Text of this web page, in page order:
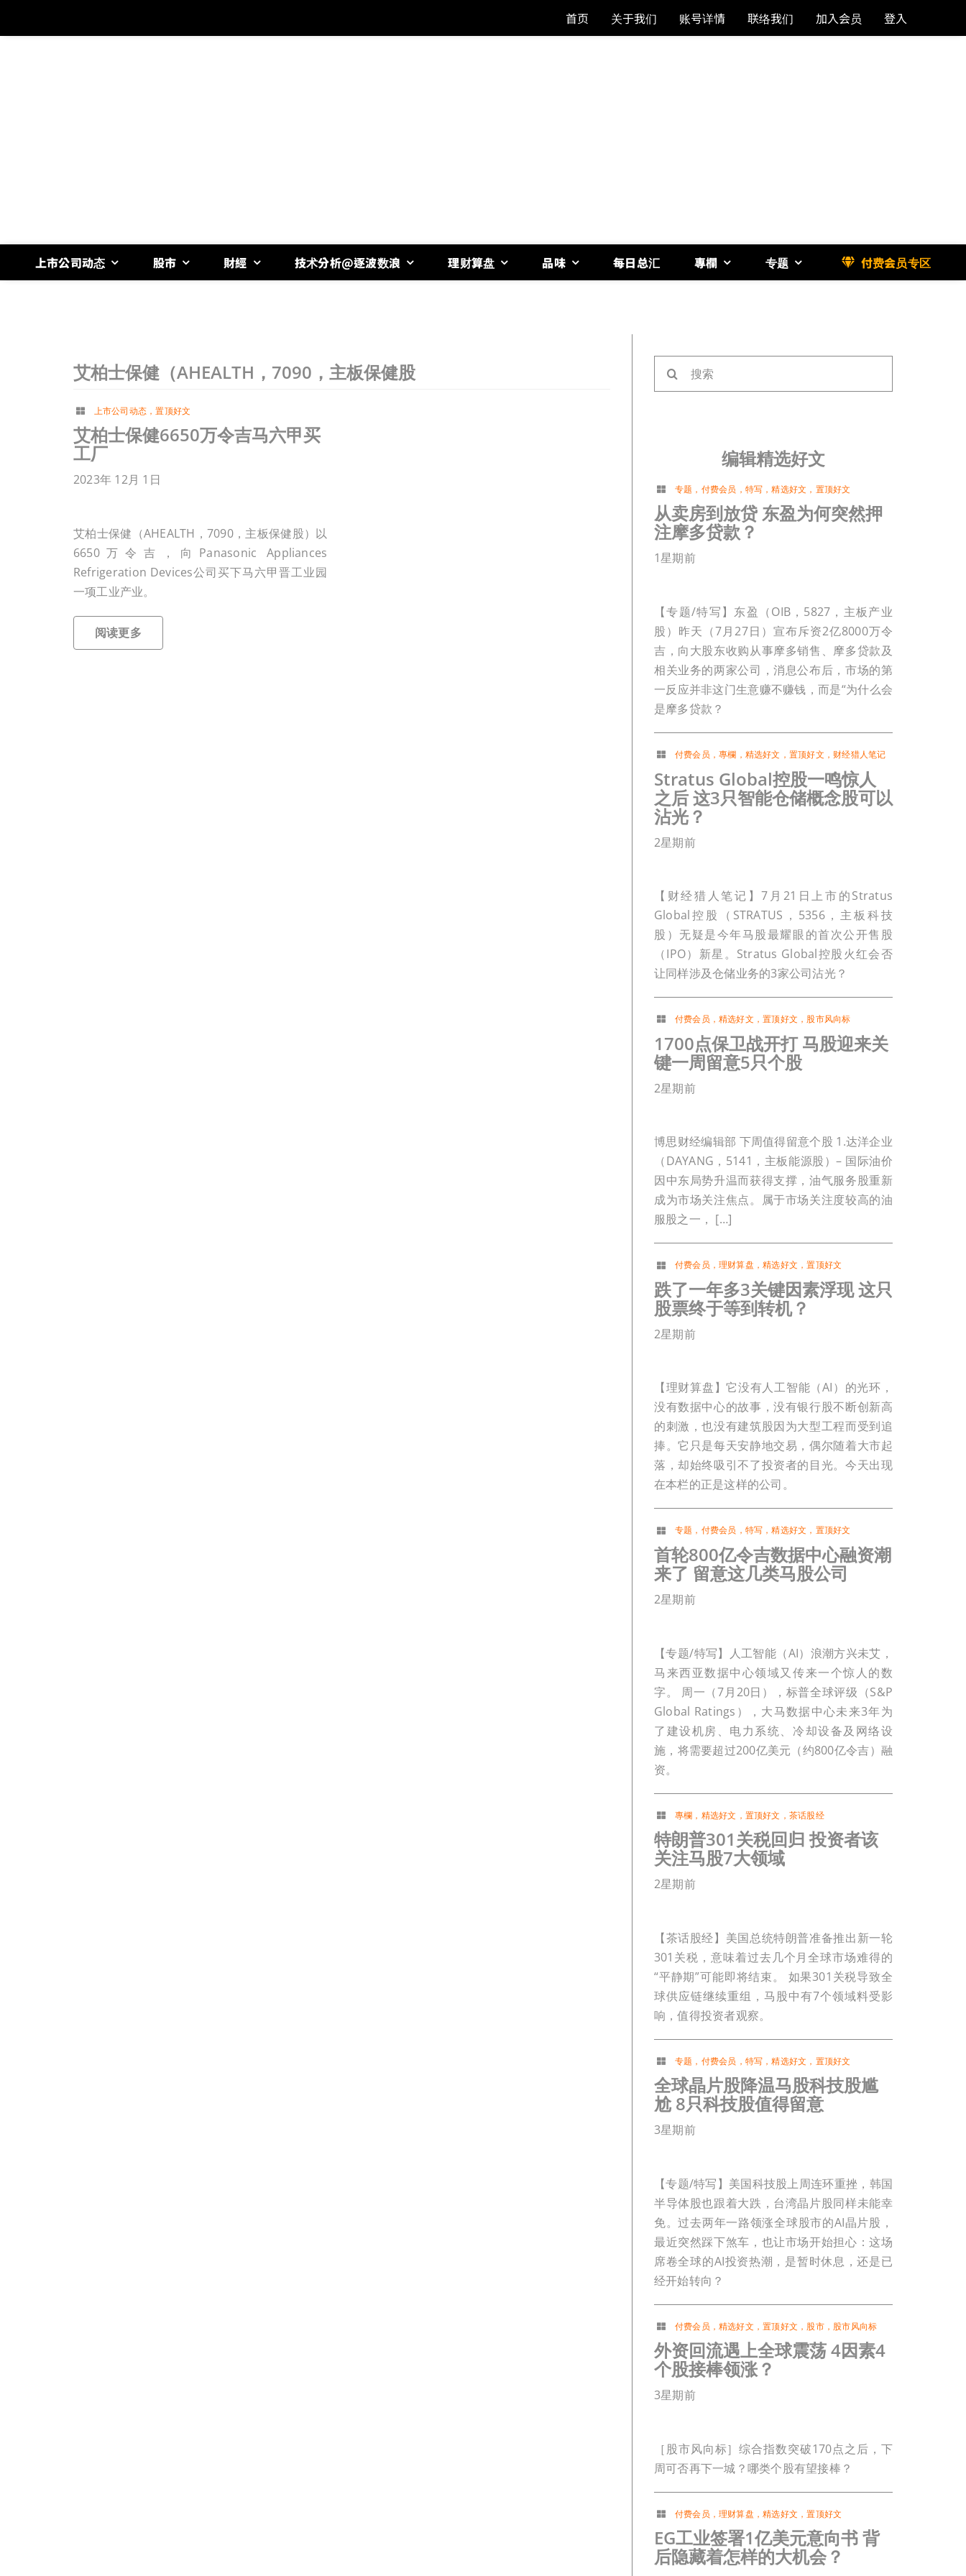
首页 关于我们 账号详情 联络我们 加入会员 登入
上市公司动态 股市 財經 技术分析@逐波数浪 理财算盘 品味 每日总汇 專欄 专题 付费会员专区
艾柏士保健（AHEALTH，7090，主板保健股
上市公司动态 ，置顶好文
艾柏士保健6650万令吉马六甲买
工厂
2023年 12月 1日
艾柏士保健（AHEALTH，7090，主板保健股）以
6650万令吉，向Panasonic Appliances
Refrigeration Devices公司买下马六甲晋工业园
一项工业产业。
阅读更多
索：
编辑精选好文
专题 ， 付费会员 ， 特写 ，精选好文 ， 置顶好文
从卖房到放贷 东盈为何突然押
注摩多贷款？
1星期前
【专题/特写】东盈（OIB，5827，主板产业
股）昨天（7月27日）宣布斥资2亿8000万令
吉，向大股东收购从事摩多销售、摩多贷款及
相关业务的两家公司，消息公布后，市场的第
一反应并非这门生意赚不赚钱，而是“为什么会
是摩多贷款？
付费会员 ，專欄 ， 精选好文 ， 置顶好文 ， 财经猎人笔记
Stratus Global控股一鸣惊人
之后 这3只智能仓储概念股可以
沾光？
2星期前
【财经猎人笔记】7月21日上市的Stratus
Global控股（STRATUS，5356，主板科技
股）无疑是今年马股最耀眼的首次公开售股
（IPO）新星。Stratus Global控股火红会否
让同样涉及仓储业务的3家公司沾光？
付费会员 ，精选好文 ，置顶好文 ， 股市风向标
1700点保卫战开打 马股迎来关
键一周留意5只个股
2星期前
博思财经编辑部 下周值得留意个股 1.达洋企业
（DAYANG，5141，主板能源股）– 国际油价
因中东局势升温而获得支撑，油气服务股重新
成为市场关注焦点。属于市场关注度较高的油
服股之一， […]
付费会员 ，理财算盘 ，精选好文 ，置顶好文
跌了一年多3关键因素浮现 这只
股票终于等到转机？
2星期前
【理财算盘】它没有人工智能（AI）的光环，
没有数据中心的故事，没有银行股不断创新高
的刺激，也没有建筑股因为大型工程而受到追
捧。它只是每天安静地交易，偶尔随着大市起
落，却始终吸引不了投资者的目光。今天出现
在本栏的正是这样的公司。
专题 ， 付费会员 ， 特写 ，精选好文 ， 置顶好文
首轮800亿令吉数据中心融资潮
来了 留意这几类马股公司
2星期前
【专题/特写】人工智能（AI）浪潮方兴未艾，
马来西亚数据中心领域又传来一个惊人的数
字。 周一（7月20日），标普全球评级（S&P
Global Ratings），大马数据中心未来3年为
了建设机房、电力系统、冷却设备及网络设
施，将需要超过200亿美元（约800亿令吉）融
资。
專欄 ， 精选好文 ， 置顶好文 ， 茶话股经
特朗普301关税回归 投资者该
关注马股7大领域
2星期前
【茶话股经】美国总统特朗普准备推出新一轮
301关税，意味着过去几个月全球市场难得的
“平静期”可能即将结束。 如果301关税导致全
球供应链继续重组，马股中有7个领域料受影
响，值得投资者观察。
专题 ， 付费会员 ， 特写 ，精选好文 ， 置顶好文
全球晶片股降温马股科技股尴
尬 8只科技股值得留意
3星期前
【专题/特写】美国科技股上周连环重挫，韩国
半导体股也跟着大跌，台湾晶片股同样未能幸
免。过去两年一路领涨全球股市的AI晶片股，
最近突然踩下煞车，也让市场开始担心：这场
席卷全球的AI投资热潮，是暂时休息，还是已
经开始转向？
付费会员 ，精选好文 ，置顶好文 ， 股市， 股市风向标
外资回流遇上全球震荡 4因素4
个股接棒领涨？
3星期前
［股市风向标］综合指数突破170点之后，下
周可否再下一城？哪类个股有望接棒？
付费会员 ，理财算盘 ，精选好文 ，置顶好文
EG工业签署1亿美元意向书 背
后隐藏着怎样的大机会？